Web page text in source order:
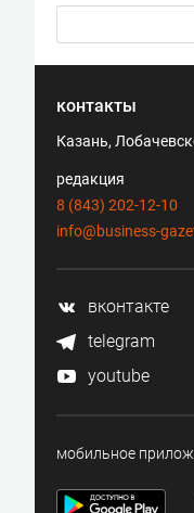
контакты
Казань,
редакция
8 (843) 202-12-10
info@business-
вконтакте
telegram
youtube
мобильное